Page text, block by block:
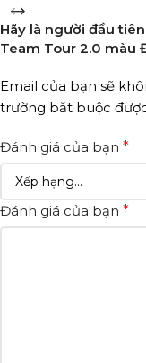
Hãy là người đầu
Team Tour 2.0 màu
Email của bạn sẽ
trường bắt buộc
Đánh giá của bạn *
Đánh giá của bạn *